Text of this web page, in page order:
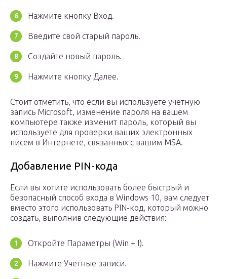
Нажмите кнопку Вход.
Введите свой старый пароль.
Создайте новый пароль.
Нажмите кнопку Далее.
Стоит отметить, что если вы используете учетную
запись Microsoft, изменение пароля на вашем
компьютере также изменит пароль, который вы
используете для проверки ваших электронных
писем в Интернете, связанных с вашим MSA.
Добавление PIN-кода
Если вы хотите использовать более быстрый и
безопасный способ входа в Windows 10, вам следует
вместо этого использовать PIN-код, который можно
создать, выполнив следующие действия:
Откройте Параметры (Win + I).
Нажмите Учетные записи.